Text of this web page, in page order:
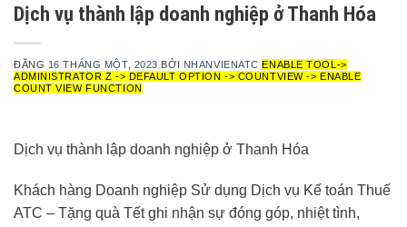
Dịch vụ thành lập doanh nghiệp ở Thanh Hóa
ĐĂNG 16 THÁNG MỘT, 2023 BỞI NHANVIENATC ENABLE TOOL->
ADMINISTRATOR Z -> DEFAULT OPTION -> COUNTVIEW -> ENABLE
COUNT VIEW FUNCTION
Dịch vụ thành lập doanh nghiệp ở Thanh Hóa
Khách hàng Doanh nghiệp Sử dụng Dịch vụ Kế toán Thuế
ATC – Tặng quà Tết ghi nhận sự đóng góp, nhiệt tình,